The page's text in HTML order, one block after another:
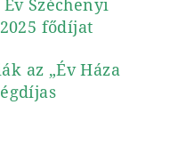
Széchenyi
fődíjat
az „Év Háza